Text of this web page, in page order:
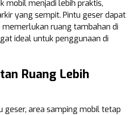
mobil menjadi lebih praktis,
yang sempit. Pintu geser dapat
memerlukan ruang tambahan di
ideal untuk penggunaan di
Ruang Lebih
geser, area samping mobil tetap